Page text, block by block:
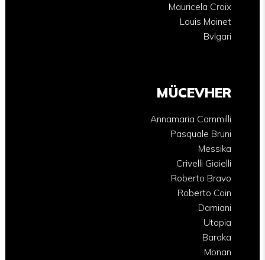
Mauricela Croix
Louis Moinet
Bvlgari
MÜCEVHER
Annamaria Cammilli
Pasquale Bruni
Messika
Crivelli Gioielli
Roberto Bravo
Roberto Coin
Damiani
Utopia
Baraka
Monan